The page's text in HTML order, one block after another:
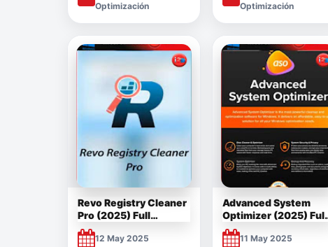
Optimización
Optimización
Revo Registry Cleaner
Pro (2025) Full
Español Multilenguaje
[Mega]12 May 2025
Advanced System
Optimizer (2025) Full
11 May 2025